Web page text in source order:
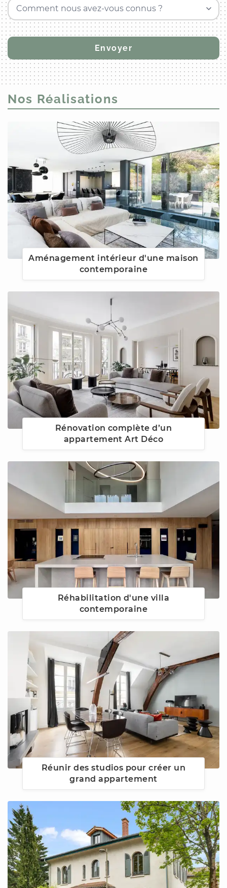
Comment nous avez-vous connus ?
Nos Réalisations
Aménagement intérieur d'une maison
contemporaine
Rénovation complète d’un
appartement Art Déco
Réhabilitation d'une villa
contemporaine
Réunir des studios pour créer un
grand appartement